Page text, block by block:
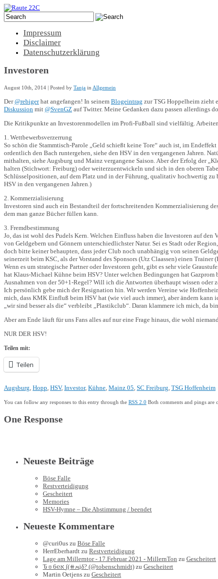
Impressum
Disclaimer
Datenschutzerklärung
Investoren
August 10th, 2014 | Posted by Tanja in Allgemein
Der@rebigerhat angefangen! In seinem Blogeintrag zur TSG Hoppelheim zieht
Diskussion mit @SvenGZ auf Twitter. Meine Gedanken dazu passen allerdings
Die Kritikpunkte an Investorenmodellen im Profi-Fußball sind vielfältig.
1. Wettbewerbsverzerrung
So schön die Stammtisch-Parole „Geld schießt keine Tore“ auch ist, im
ordentlich den Bach runtergehen, siehe den HSV in den vergangenen Jahren.
mithalten, siehe Augsburg und Mainz vergangene Saison. Aber der Erfolg der
halten (Stichwort: Freiburg) oder weiterzuentwickeln und sich in den oberen
Schlüsselpositionen, auf dem Platz und in der Führung, qualitativ hochwertig
HSV in den vergangenen Jahren.)
2. Kommerzialisierung
Investoren sind auch ein Bestandteil der fortschreitenden Kommerzialisierung
dem man ganze Bücher füllen kann.
3. Fremdbestimmung
Jo, das ist wohl des Pudels Kern. Welchen Einfluss haben die Investoren auf
von Geldgebern und Gönnern unterschiedlichster Natur. Sei es Stadt oder
doch bitte keiner behaupten, dass jeder Club noch unabhängig von seinen
seinerzeit beim KSC, als der Vorstand des Sponsors (Utz Claassen) einen
Wenn es um strategische Partner oder Investoren geht, gibt es sehr viele
hat Klaus-Michael Kühne beim HSV? Unter welchen Bedingungen hat
Ausnahmen von der 50+1-Regel? Will ich die Antworten überhaupt wissen
Ich persönlich gebe mich der Resignation hin. Wir werden Vereine wie
mich, dass KMK Einfluß beim HSV hat (wie viel auch immer), aber ändern kann
„wir sind besser als die“ verbleibt „Plastikclub“. Daran klammere ich mich, da
Aber am Ende läuft für uns Fans alles auf nur eine Frage hinaus, die wohl
NUR DER HSV!
Teilen mit:
Teilen
Augsburg, Hopp, HSV, Investor, Kühne, Mainz 05, SC Freiburg, TSG Hoffenheim
You can follow any responses to this entry through the RSS 2.0 Both comments and pings are
One Response
Neueste Beiträge
Böse Falle
Restverteidigung
Gescheitert
Memories
HSV-Hymne – Die Abstimmung / beendet
Neueste Kommentare
@curi0us zu Böse Falle
HerrEberhardt zu Restverteidigung
Lage am Millerntor - 17.Februar 2021 - MillernTon zu Gescheitert
Ԏ☼6℮א ∫(⧺ʍịδ? (@tobenschmidt) zu Gescheitert
Martin Oetjens zu Gescheitert